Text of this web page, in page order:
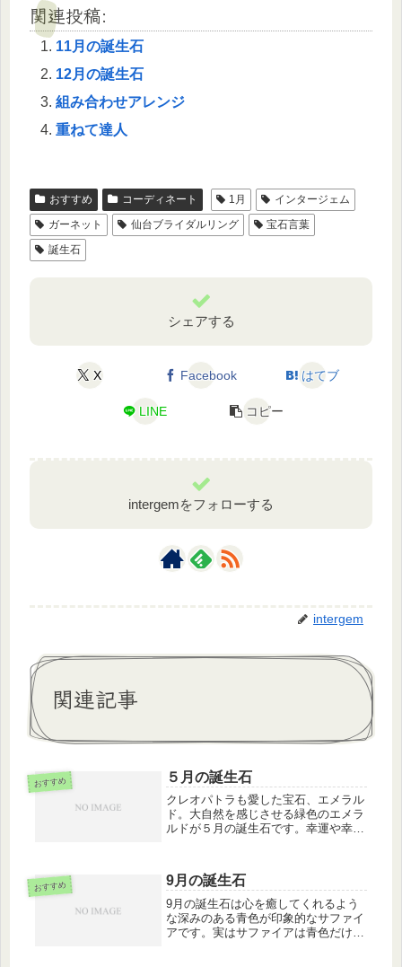
関連投稿:
11月の誕生石
12月の誕生石
組み合わせアレンジ
重ねて達人
おすすめ コーディネート 1月
インタージェム
ガーネット
仙台ブライダルリング
宝石言葉
誕生石
シェアする
X Facebook はてブ
LINE コピー
intergemをフォローする
intergem
関連記事
おすすめ ５月の誕生石
クレオパトラも愛した宝石、エメラル
ド。大自然を感じさせる緑色のエメラ
ルドが５月の誕生石です。幸運や幸福
す。美しさを保つ秘訣にエメラルドで
癒されてみませんか。仙台ブライダル
リン...
おすすめ 9月の誕生石
9月の誕生石は心を癒してくれるよう
な深みのある青色が印象的なサファイ
アです。実はサファイアは青色だけで